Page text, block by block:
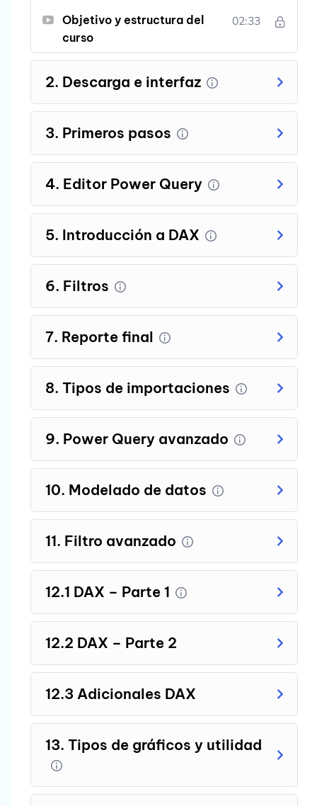
Objetivo y estructura del
curso
02:33
2. Descarga e interfaz
3. Primeros pasos
4. Editor Power Query
5. Introducción a DAX
6. Filtros
7. Reporte final
8. Tipos de importaciones
9. Power Query avanzado
10. Modelado de datos
11. Filtro avanzado
12.1 DAX – Parte 1
12.2 DAX – Parte 2
12.3 Adicionales DAX
13. Tipos de gráficos y utilidad